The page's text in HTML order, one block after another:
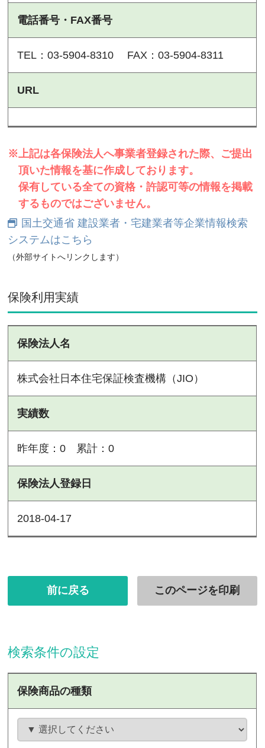
電話番号・FAX番号
TEL：03-5904-8310 FAX：03-5904-8311
URL
※上記は各保険法人へ事業者登録された際、ご提出
頂いた情報を基に作成しております。
保有している全ての資格・許認可等の情報を掲載
するものではございません。
国土交通省 建設業者・宅建業者等企業情報検索
システムはこちら
（外部サイトへリンクします）
保険利用実績
保険法人名
株式会社日本住宅保証検査機構（JIO）
実績数
昨年度：0 累計：0
保険法人登録日
2018-04-17
前に戻る このページを印刷
検索条件の設定
保険商品の種類